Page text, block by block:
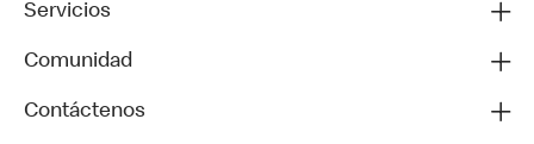
Servicios
Comunidad
Contáctenos